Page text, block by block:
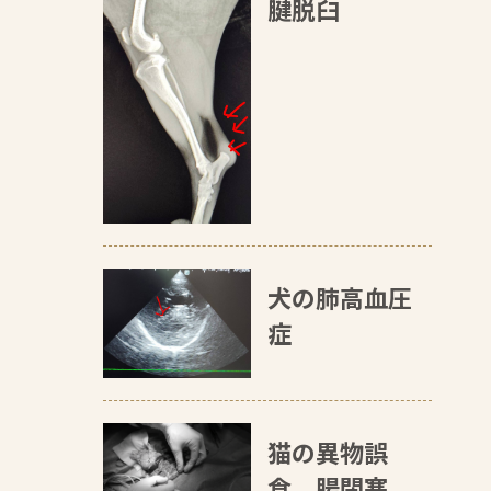
腱脱臼
犬の肺高血圧
症
猫の異物誤